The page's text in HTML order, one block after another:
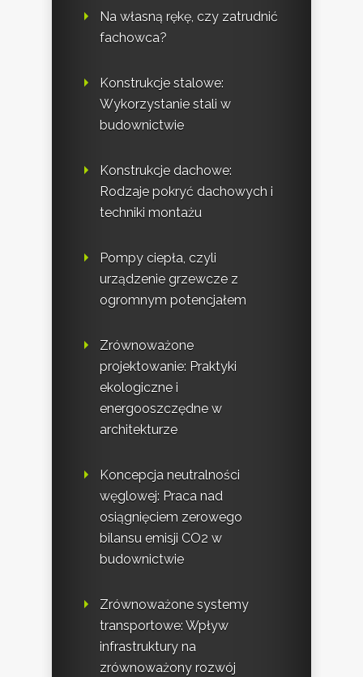
Na własną rękę, czy zatrudnić
fachowca?
Konstrukcje stalowe:
Wykorzystanie stali w
budownictwie
Konstrukcje dachowe:
Rodzaje pokryć dachowych i
techniki montażu
Pompy ciepła, czyli
urządzenie grzewcze z
ogromnym potencjałem
Zrównoważone
projektowanie: Praktyki
ekologiczne i
energooszczędne w
architekturze
Koncepcja neutralności
węglowej: Praca nad
osiągnięciem zerowego
bilansu emisji CO2 w
budownictwie
Zrównoważone systemy
transportowe: Wpływ
infrastruktury na
zrównoważony rozwój